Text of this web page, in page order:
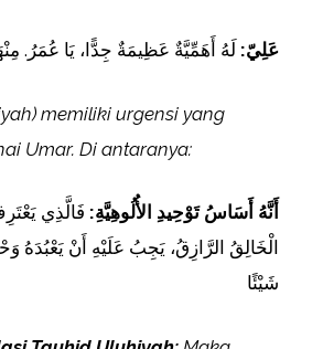
عَلِيّ: لَهُ أَهَمِّيَّةٌ عَظِيمَةٌ جِدًّا، يَا عُمَرُ.
memiliki urgensi yang
Umar. Di antaranya:
أَنَّهُ أَسَاسُ تَوْحِيدِ الأُلُوهِيَّةِ: فَالَّذِي
الْخَالِقُ الرَّازِقُ، يَجِبُ عَلَيْهِ أَنْ يَعْبُدَهُ
شَيْئًا